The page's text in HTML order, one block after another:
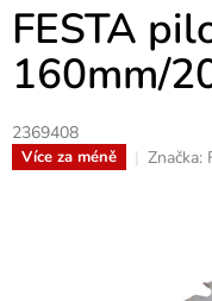
FESTA
160mm/
2369408
Více za méně Značka: